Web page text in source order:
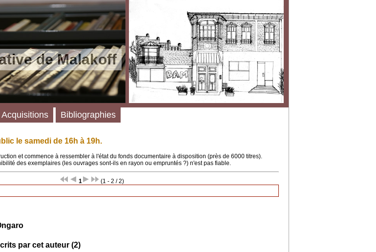
de Malakoff
le samedi de 16h à 19h.
et commence à ressembler à l'état du fonds documentaire à disposition (près de 6000 titres).
des exemplaires (les ouvrages sont-ils en rayon ou empruntés ?) n'est pas fiable.
1
(1 - 2 / 2)
par cet auteur (2)
Acquisitions Bibliographies